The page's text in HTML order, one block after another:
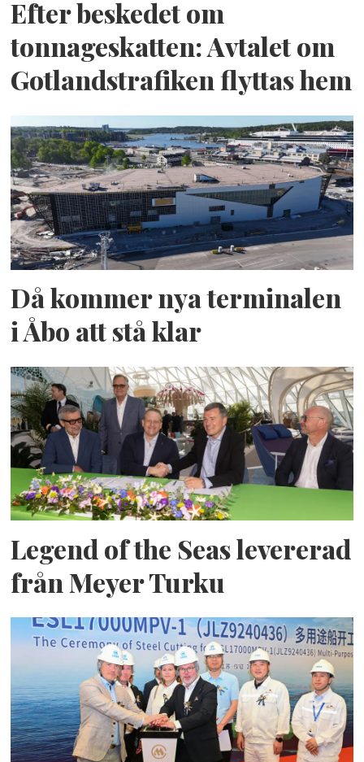
Efter beskedet om
tonnageskatten: Avtalet om
Gotlandstrafiken flyttas hem
Då kommer nya terminalen
i Åbo att stå klar
Legend of the Seas levererad
från Meyer Turku